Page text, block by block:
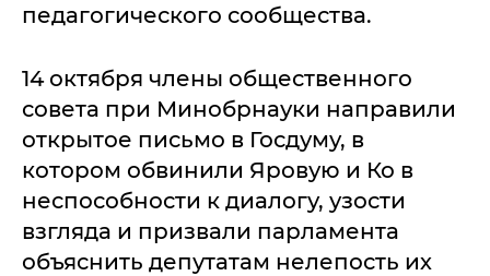
педагогического сообщества.
14 октября члены общественного
совета при Минобрнауки направили
открытое письмо в Госдуму, в
котором обвинили Яровую и Ко в
неспособности к диалогу, узости
взгляда и призвали парламента
объяснить депутатам нелепость их